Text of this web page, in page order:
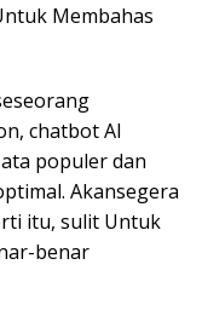
Membahas
chatbot AI
populer dan
Akansegera
itu, sulit Untuk
benar